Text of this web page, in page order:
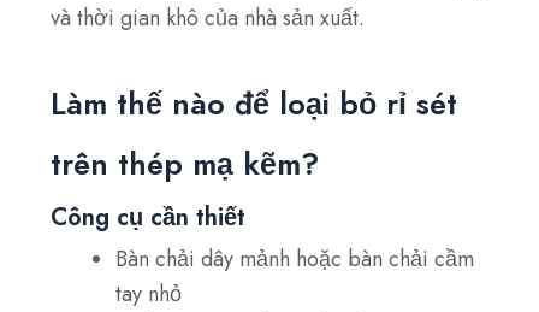
và thời gian khô của nhà sản xuất.
Làm thế nào để loại bỏ rỉ sét
trên thép mạ kẽm?
Công cụ cần thiết
Bàn chải dây mảnh hoặc bàn chải cầm
tay nhỏ